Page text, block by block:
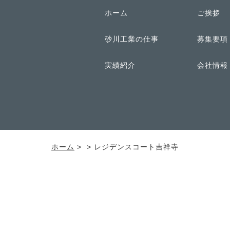
ホーム
砂川工業の仕事
実績紹介
ご挨拶
募集要項
会社情報
ホーム > > レジデンスコート吉祥寺